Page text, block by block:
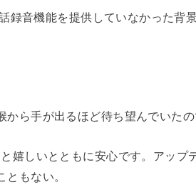
録音機能を提供していなかった背
ら手が出るほど待ち望んでいたの
嬉しいとともに安心です。アップ
もない。